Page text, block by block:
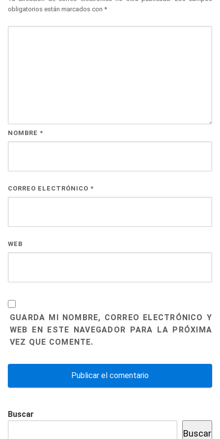
obligatorios están marcados con *
NOMBRE *
CORREO ELECTRÓNICO *
WEB
GUARDA MI NOMBRE, CORREO ELECTRÓNICO Y
WEB EN ESTE NAVEGADOR PARA LA PRÓXIMA
VEZ QUE COMENTE.
Buscar
Buscar